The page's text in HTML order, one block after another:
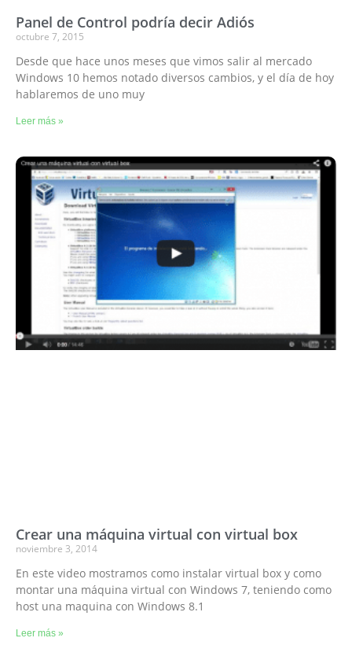
Panel de Control podría decir Adiós
octubre 7, 2015
Desde que hace unos meses que vimos salir al mercado
Windows 10 hemos notado diversos cambios, y el día de hoy
hablaremos de uno muy
Leer más »
Crear una máquina virtual con virtual box
noviembre 3, 2014
En este video mostramos como instalar virtual box y como
montar una máquina virtual con Windows 7, teniendo como
host una maquina con Windows 8.1
Leer más »